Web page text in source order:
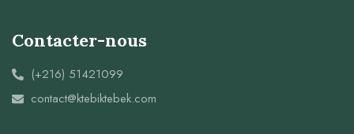
Contacter-nous
(+216) 51421099
contact@ktebiktebek.com